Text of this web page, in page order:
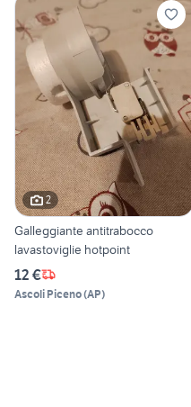
2
Galleggiante antitrabocco
lavastoviglie hotpoint
12 €
Ascoli Piceno(AP)